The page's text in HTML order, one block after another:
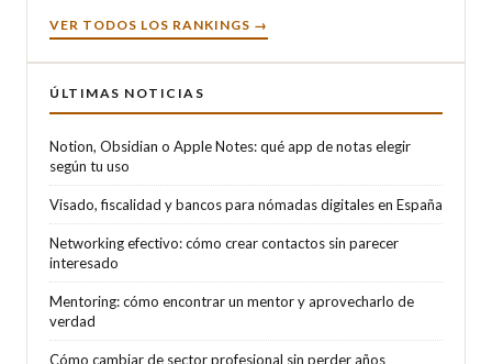
VER TODOS LOS RANKINGS →
ÚLTIMAS NOTICIAS
Notion, Obsidian o Apple Notes: qué app de notas elegir
según tu uso
Visado, fiscalidad y bancos para nómadas digitales en España
Networking efectivo: cómo crear contactos sin parecer
interesado
Mentoring: cómo encontrar un mentor y aprovecharlo de
verdad
Cómo cambiar de sector profesional sin perder años